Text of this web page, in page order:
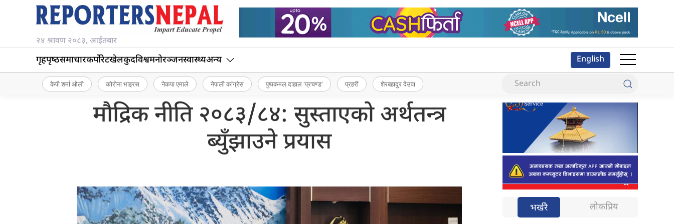
२४ श्रावण २०८३, आईतबार
गृहपृष्‍ठसमाचारकर्पोरेटखेलकुदविश्वमनोरञ्जनस्वास्थ्यअन्य English
केपी शर्मा ओली कोरोना भाइरस नेकपा एमाले नेपाली कांग्रेस पुष्पकमल दाहाल ‘प्रचण्ड’ प्रहरी शेरबहादुर देउवा
मौद्रिक नीति २०८३/८४: सुस्ताएको अर्थतन्त्र
ब्युँझाउने प्रयास
भर्खरै लोकप्रिय